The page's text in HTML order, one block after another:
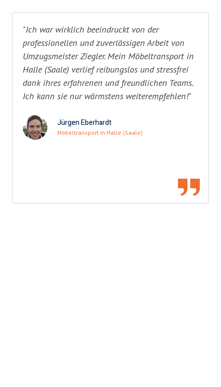
"Ich war wirklich beeindruckt von der
professionellen und zuverlässigen Arbeit von
Umzugsmeister Ziegler. Mein Möbeltransport in
Halle (Saale) verlief reibungslos und stressfrei
dank ihres erfahrenen und freundlichen Teams.
Ich kann sie nur wärmstens weiterempfehlen!"
Jürgen Eberhardt
Möbeltransport in Halle (Saale)